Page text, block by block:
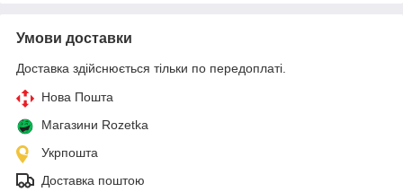
Умови доставки
Доставка здійснюється тільки по передоплаті.
Нова Пошта
Магазини Rozetka
Укрпошта
Доставка поштою